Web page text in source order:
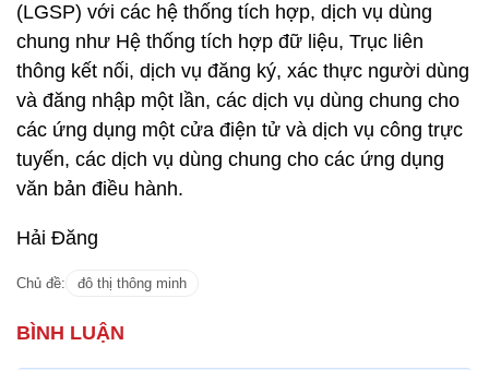
(LGSP) với các hệ thống tích hợp, dịch vụ dùng
chung như Hệ thống tích hợp đữ liệu, Trục liên
thông kết nối, dịch vụ đăng ký, xác thực người dùng
và đăng nhập một lần, các dịch vụ dùng chung cho
các ứng dụng một cửa điện tử và dịch vụ công trực
tuyến, các dịch vụ dùng chung cho các ứng dụng
văn bản điều hành.
Hải Đăng
Chủ đề: đô thị thông minh